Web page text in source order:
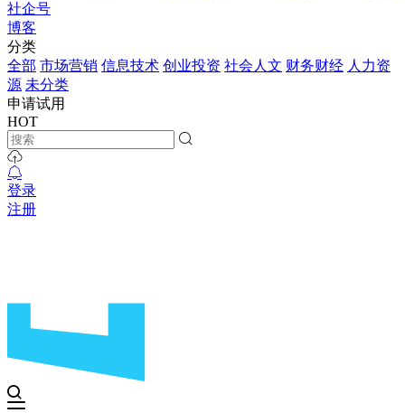
社企号
博客
分类
全部 市场营销 信息技术 创业投资 社会人文 财务财经 人力资
源 未分类
申请试用
HOT
登录
注册